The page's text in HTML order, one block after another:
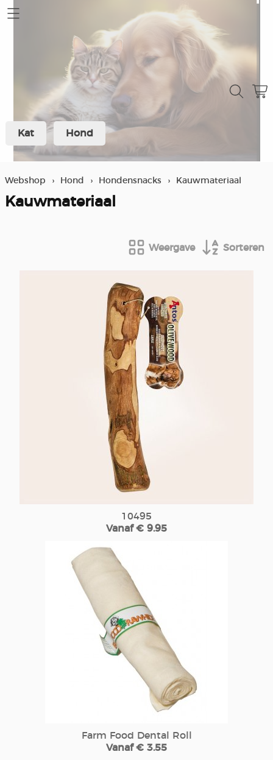
Mijn account
Verzending en retour
Winkel
Kat Hond
Webshop › Hond › Hondensnacks › Kauwmateriaal
Kauwmateriaal
Weergave Sorteren
10495
Vanaf € 9.95
Farm Food Dental Roll
Vanaf € 3.55